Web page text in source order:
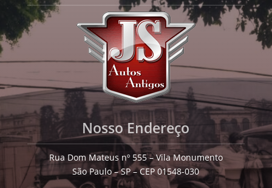
Nosso Endereço
Rua Dom Mateus nº 555 – Vila Monumento
São Paulo – SP – CEP 01548-030